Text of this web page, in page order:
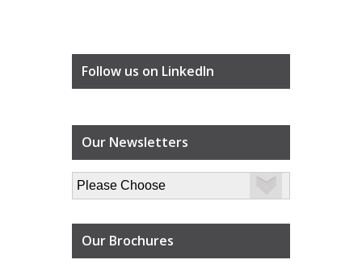
Follow us on LinkedIn
Our Newsletters
Our Brochures